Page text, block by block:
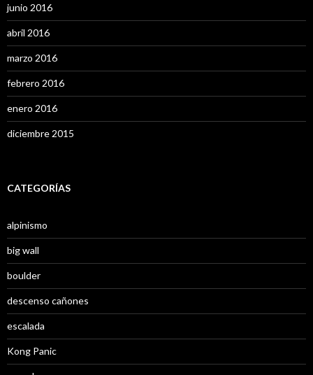
junio 2016
abril 2016
marzo 2016
febrero 2016
enero 2016
diciembre 2015
CATEGORÍAS
alpinismo
big wall
boulder
descenso cañones
escalada
Kong Panic